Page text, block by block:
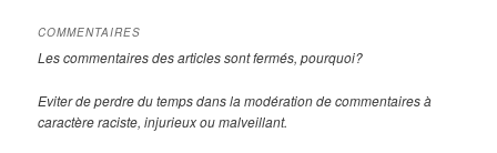
COMMENTAIRES
Les commentaires des articles sont fermés, pourquoi?
Eviter de perdre du temps dans la modération de commentaires à
caractère raciste, injurieux ou malveillant.